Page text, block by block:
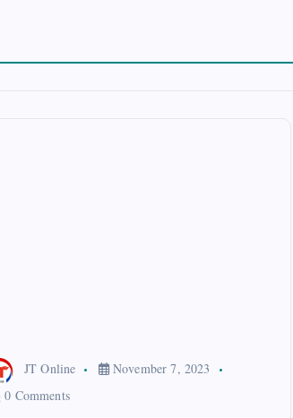
JT Online
November 7, 2023
0 Comments